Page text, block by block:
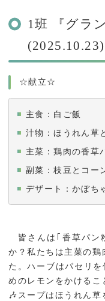
1班 『グラ
(2025.10.23)
☆献立☆
主食：白ご飯
汁物：ほうれん草
主菜：鶏肉の香草
副菜：枝豆とコー
デザート：かぼち
皆さんは｢香草パン
か？私たちは主菜の鶏
た。ハーブはパセリ
めのレモンをかけるこ
🎶スープはほうれん